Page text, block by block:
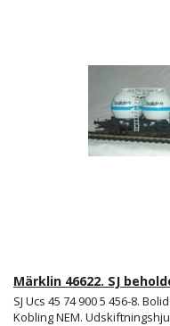
Märklin 46622. SJ
SJ Ucs 45 74 900 5 456-8.
Kobling NEM.